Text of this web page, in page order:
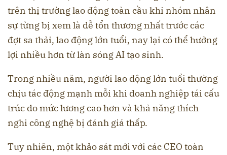
trên thị trường lao động toàn cầu khi nhóm nhân
sự từng bị xem là dễ tổn thương nhất trước các
đợt sa thải, lao động lớn tuổi, nay lại có thể hưởng
lợi nhiều hơn từ làn sóng AI tạo sinh.
Trong nhiều năm, người lao động lớn tuổi thường
chịu tác động mạnh mỗi khi doanh nghiệp tái cấu
trúc do mức lương cao hơn và khả năng thích
nghi công nghệ bị đánh giá thấp.
Tuy nhiên, một khảo sát mới với các CEO toàn